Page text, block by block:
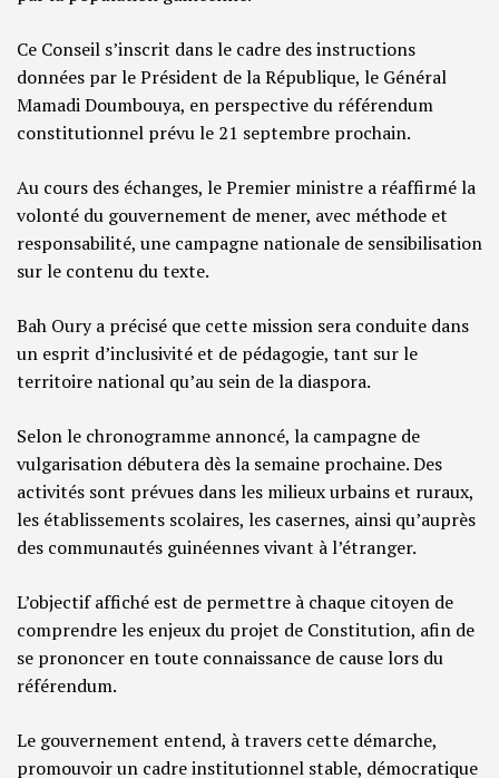
Ce Conseil s’inscrit dans le cadre des instructions
données par le Président de la République, le Général
Mamadi Doumbouya, en perspective du référendum
constitutionnel prévu le 21 septembre prochain.
Au cours des échanges, le Premier ministre a réaffirmé la
volonté du gouvernement de mener, avec méthode et
responsabilité, une campagne nationale de sensibilisation
sur le contenu du texte.
Bah Oury a précisé que cette mission sera conduite dans
un esprit d’inclusivité et de pédagogie, tant sur le
territoire national qu’au sein de la diaspora.
Selon le chronogramme annoncé, la campagne de
vulgarisation débutera dès la semaine prochaine. Des
activités sont prévues dans les milieux urbains et ruraux,
les établissements scolaires, les casernes, ainsi qu’auprès
des communautés guinéennes vivant à l’étranger.
L’objectif affiché est de permettre à chaque citoyen de
comprendre les enjeux du projet de Constitution, afin de
se prononcer en toute connaissance de cause lors du
référendum.
Le gouvernement entend, à travers cette démarche,
promouvoir un cadre institutionnel stable, démocratique